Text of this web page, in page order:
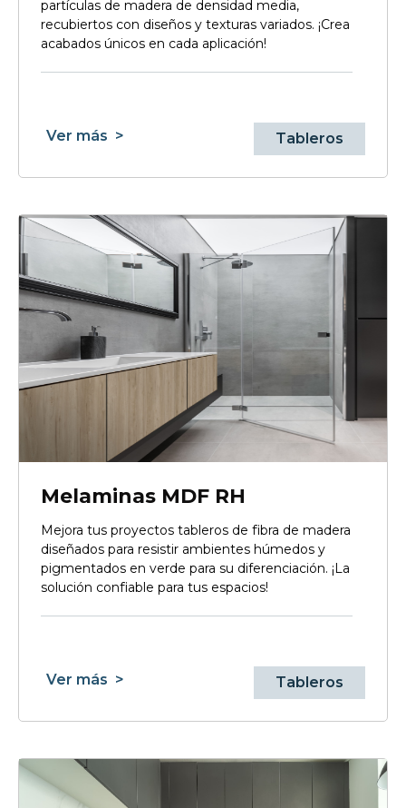
partículas de madera de densidad media,
recubiertos con diseños y texturas variados. ¡Crea
acabados únicos en cada aplicación!
Ver más > Tableros
Melaminas MDF RH
Mejora tus proyectos tableros de fibra de madera
diseñados para resistir ambientes húmedos y
pigmentados en verde para su diferenciación. ¡La
solución confiable para tus espacios!
Ver más > Tableros